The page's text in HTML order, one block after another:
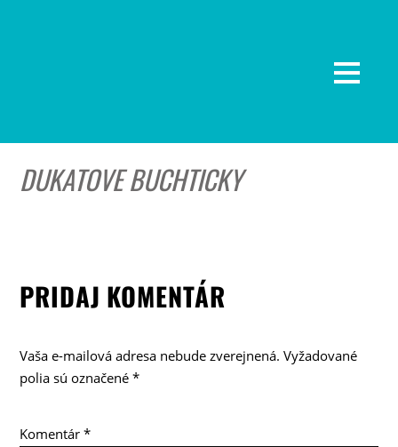
DUKATOVE BUCHTICKY
PRIDAJ KOMENTÁR
Vaša e-mailová adresa nebude zverejnená. Vyžadované
polia sú označené*
Komentár*